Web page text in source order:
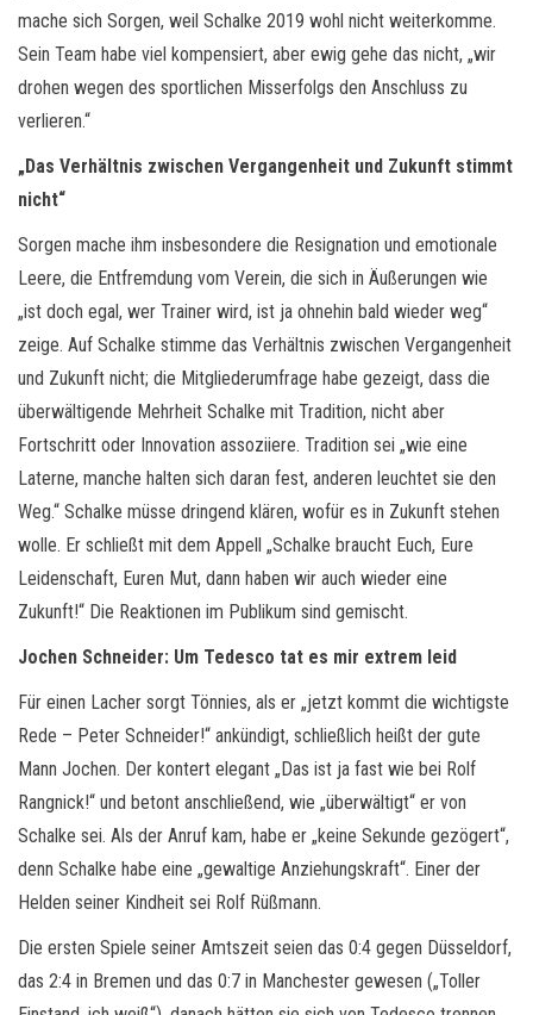
mache sich Sorgen, weil Schalke 2019 wohl nicht weiterkomme.
Sein Team habe viel kompensiert, aber ewig gehe das nicht, „wir
drohen wegen des sportlichen Misserfolgs den Anschluss zu
verlieren.“
„Das Verhältnis zwischen Vergangenheit und Zukunft stimmt
nicht“
Sorgen mache ihm insbesondere die Resignation und emotionale
Leere, die Entfremdung vom Verein, die sich in Äußerungen wie
„ist doch egal, wer Trainer wird, ist ja ohnehin bald wieder weg“
zeige. Auf Schalke stimme das Verhältnis zwischen Vergangenheit
und Zukunft nicht; die Mitgliederumfrage habe gezeigt, dass die
überwältigende Mehrheit Schalke mit Tradition, nicht aber
Fortschritt oder Innovation assoziiere. Tradition sei „wie eine
Laterne, manche halten sich daran fest, anderen leuchtet sie den
Weg.“ Schalke müsse dringend klären, wofür es in Zukunft stehen
wolle. Er schließt mit dem Appell „Schalke braucht Euch, Eure
Leidenschaft, Euren Mut, dann haben wir auch wieder eine
Zukunft!“ Die Reaktionen im Publikum sind gemischt.
Jochen Schneider: Um Tedesco tat es mir extrem leid
Für einen Lacher sorgt Tönnies, als er „jetzt kommt die wichtigste
Rede – Peter Schneider!“ ankündigt, schließlich heißt der gute
Mann Jochen. Der kontert elegant „Das ist ja fast wie bei Rolf
Rangnick!“ und betont anschließend, wie „überwältigt“ er von
Schalke sei. Als der Anruf kam, habe er „keine Sekunde gezögert“,
denn Schalke habe eine „gewaltige Anziehungskraft“. Einer der
Helden seiner Kindheit sei Rolf Rüßmann.
Die ersten Spiele seiner Amtszeit seien das 0:4 gegen Düsseldorf,
das 2:4 in Bremen und das 0:7 in Manchester gewesen („Toller